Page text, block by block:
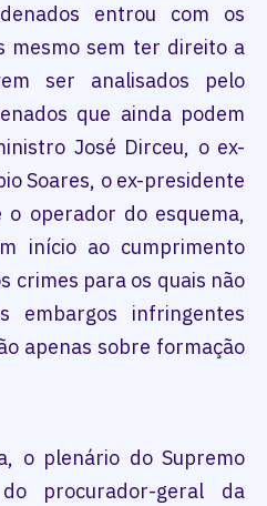
entrou com os
mesmo sem ter direito a
ser analisados pelo
que ainda podem
José Dirceu, o ex-
Soares, o ex-presidente
o operador do esquema,
início ao cumprimento
crimes para os quais não
embargos infringentes
apenas sobre formação
o plenário do Supremo
procurador-geral da